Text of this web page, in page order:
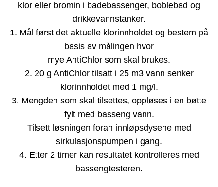
klor eller bromin i badebassenger, boblebad og
drikkevannstanker.
1. Mål først det aktuelle klorinnholdet og bestem på
basis av målingen hvor
mye AntiChlor som skal brukes.
2. 20 g AntiChlor tilsatt i 25 m3 vann senker
klorinnholdet med 1 mg/l.
3. Mengden som skal tilsettes, oppløses i en bøtte
fylt med basseng vann.
Tilsett løsningen foran innløpsdysene med
sirkulasjonspumpen i gang.
4. Etter 2 timer kan resultatet kontrolleres med
bassengtesteren.